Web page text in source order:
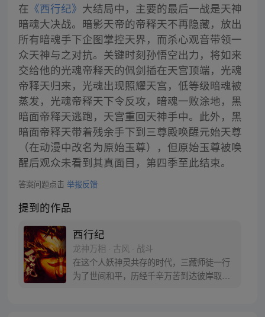
在 《西行纪》 大结局中，主要的最后一战是天神
暗魂大决战。暗影天帝的帝释天不再隐藏，放出
所有暗魂手下企图掌控天界，而杀心观音带领一
众天神与之对抗。关键时刻孙悟空出力，将如来
交给他的光魂帝释天的佩剑插在天宫顶端，光魂
帝释天归来，光魂出现照耀天宫，低等级暗魂被
蒸发，光魂帝释天下令反攻，暗魂一败涂地，黑
暗面帝释天逃跑，天宫重回天神手中。此外，黑
暗面帝释天带着残余手下到三尊殿唤醒元始天尊
（在动漫中改名为原始玉尊），但原始玉尊被唤
醒后观众未看到其真面目，第四季至此结束。
答案问题点击 举报反馈
提到的作品
西行纪
龙神万相 · 古风 · 战斗
在这个人妖神灵共存的时代，三藏师徒一行
为了世间和平，历经千辛万苦到达彼岸取